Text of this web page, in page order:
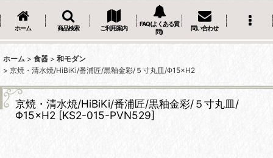
ホーム 商品検索 ご利用案内
FAQ(よくある質
問)
問い合わせ
ホーム > 食器 > 和モダン
> 京焼・清水焼/HiBiKi/番浦匠/黒釉金彩/５寸丸皿/Φ15×H2
京焼・清水焼/HiBiKi/番浦匠/黒釉金彩/５寸丸皿/
Φ15×H2 [KS2-015-PVN529]